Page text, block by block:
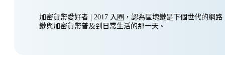
加密貨幣愛好者 | 2017 入圈，認為區塊鏈是下個世代的網路
鏈與加密貨幣普及到日常生活的那一天。